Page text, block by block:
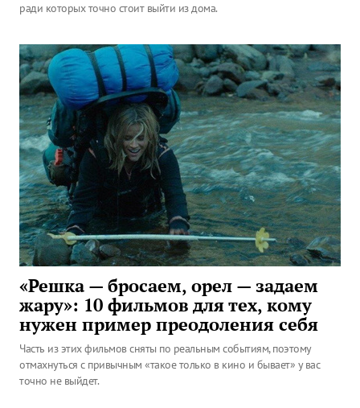
ради которых точно стоит выйти из дома.
«Решка — бросаем, орел — задаем
жару»: 10 фильмов для тех, кому
нужен пример преодоления себя
Часть из этих фильмов сняты по реальным событиям, поэтому
отмахнуться с привычным «такое только в кино и бывает» у вас
точно не выйдет.